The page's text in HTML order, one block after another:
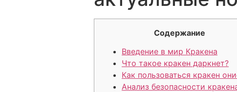
Содержание
Введение в мир Кракена
Что такое кракен даркнет?
Как пользоваться кракен
Анализ безопасности